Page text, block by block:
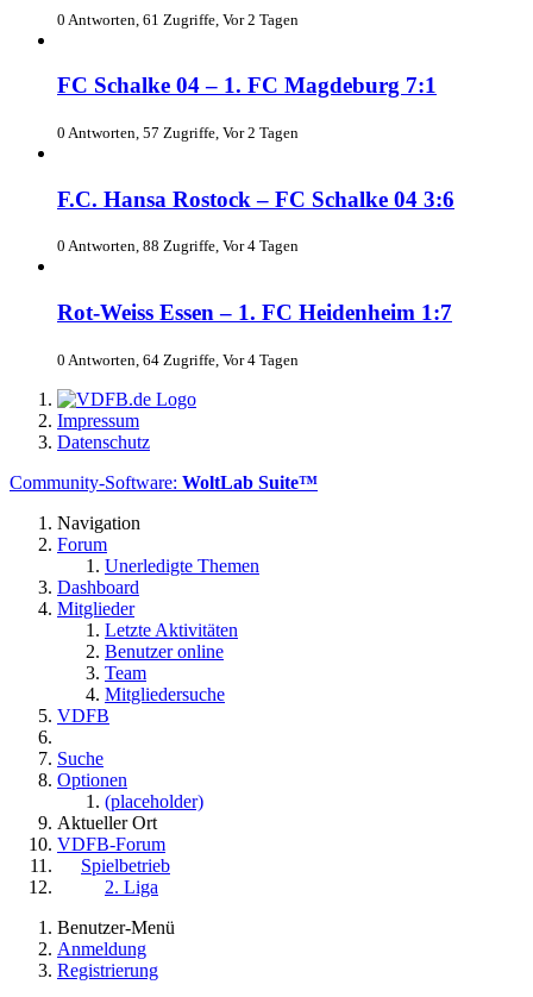
0 Antworten, 61 Zugriffe, Vor 2 Tagen
FC Schalke 04 – 1. FC Magdeburg 7:1
0 Antworten, 57 Zugriffe, Vor 2 Tagen
F.C. Hansa Rostock – FC Schalke 04 3:6
0 Antworten, 88 Zugriffe, Vor 4 Tagen
Rot-Weiss Essen – 1. FC Heidenheim 1:7
0 Antworten, 64 Zugriffe, Vor 4 Tagen
Impressum
Datenschutz
Community-Software: WoltLab Suite™
Navigation
Forum
Unerledigte Themen
Dashboard
Mitglieder
Letzte Aktivitäten
Benutzer online
Team
Mitgliedersuche
VDFB
Suche
Optionen
(placeholder)
Aktueller Ort
VDFB-Forum
Spielbetrieb
2. Liga
Benutzer-Menü
Anmeldung
Registrierung